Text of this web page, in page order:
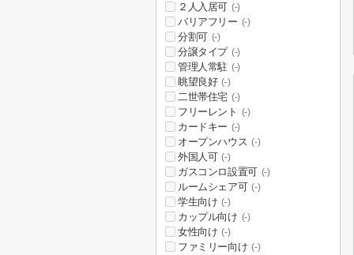
２人入居可 (-)
バリアフリー (-)
分割可 (-)
分譲タイプ (-)
管理人常駐 (-)
眺望良好 (-)
二世帯住宅 (-)
フリーレント (-)
カードキー (-)
オープンハウス (-)
外国人可 (-)
ガスコンロ設置可 (-)
ルームシェア可 (-)
学生向け (-)
カップル向け (-)
女性向け (-)
ファミリー向け (-)